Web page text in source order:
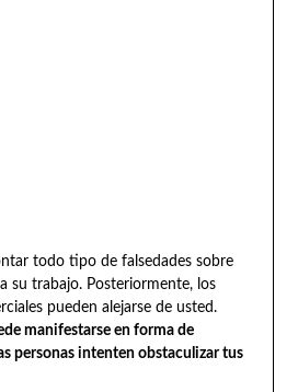
todo tipo de falsedades sobre
su trabajo. Posteriormente, los
pueden alejarse de usted.
manifestarse en forma de
personas intenten obstaculizar tus